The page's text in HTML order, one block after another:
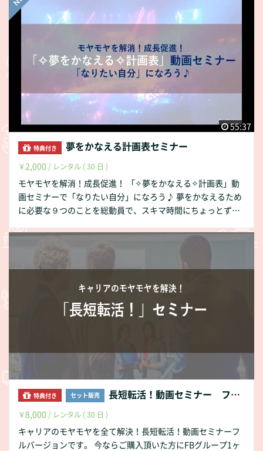
55:37
特典付き 夢をかなえる計画表セミナー
￥2,000 / レンタル ( 30 日 )
モヤモヤを解消！成長促進！ 「✧夢をかなえる✧計画表」動
画セミナーで「なりたい自分」になろう♪ 夢をかなえるため
に必要な９つのことを総動員で、スキマ時間にちょっとずつ
イベートで使えるように仕組み化したので、ちょっとした目
的にもお使いください。 終了後はFBグループでフォローアッ
プもしています。 定期的にみんなで集まって続けられる仕組
て」なりたい自分になりましょう！
特典付き セット販売 長短転活！動画セミナー フルバージョン
￥8,000 / レンタル ( 30 日 )
キャリアのモヤモヤを全て解決！長短転活！動画セミナーフ
ルバージョンです。 今ならご購入頂いた方にFBグループ1ヶ